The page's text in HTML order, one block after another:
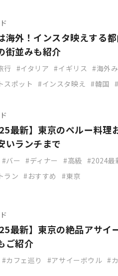
海外！インスタ映えする
街並みも紹介
行 イタリア イギリス 海外
スポット
インスタ映え 韓国
最新】東京のペルー料
いランチまで
バー ディナー 高級 2024最
ラン
おすすめ 東京
最新】東京の絶品アサ
ご紹介
カフェ巡り アサイーボウル